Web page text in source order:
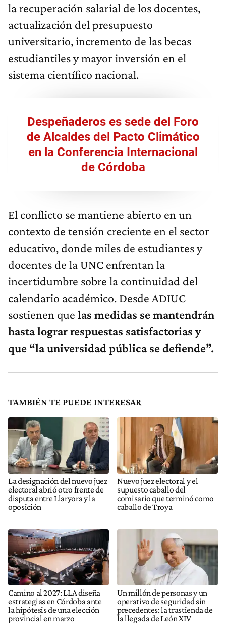
la recuperación salarial de los docentes,
actualización del presupuesto
universitario, incremento de las becas
estudiantiles y mayor inversión en el
sistema científico nacional.
Despeñaderos es sede del Foro
de Alcaldes del Pacto Climático
en la Conferencia Internacional
de Córdoba
El conflicto se mantiene abierto en un
contexto de tensión creciente en el sector
educativo, donde miles de estudiantes y
docentes de la UNC enfrentan la
incertidumbre sobre la continuidad del
calendario académico. Desde ADIUC
sostienen que las medidas se mantendrán
hasta lograr respuestas satisfactorias y
que “la universidad pública se defiende”.
TAMBIÉN TE PUEDE INTERESAR
La designación del nuevo juez
electoral abrió otro frente de
disputa entre Llaryora y la
oposición
Nuevo juez electoral y el
supuesto caballo del
comisario que terminó como
caballo de Troya
Camino al 2027: LLA diseña
estrategias en Córdoba ante
la hipótesis de una elección
provincial en marzo
Un millón de personas y un
operativo de seguridad sin
precedentes: la trastienda de
la llegada de León XIV